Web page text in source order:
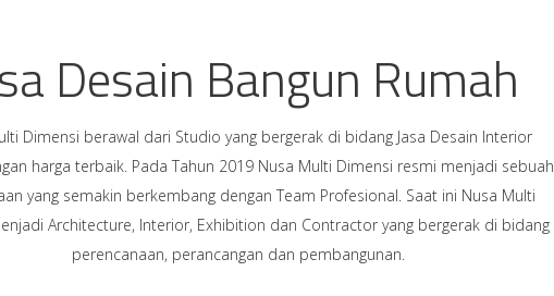
Desain Bangun Rumah
Dimensi berawal dari Studio yang bergerak di bidang Jasa Desain Interior
harga terbaik. Pada Tahun 2019 Nusa Multi Dimensi resmi menjadi sebuah
yang semakin berkembang dengan Team Profesional. Saat ini Nusa Multi
Architecture, Interior, Exhibition dan Contractor yang bergerak di bidang
perencanaan, perancangan dan pembangunan.